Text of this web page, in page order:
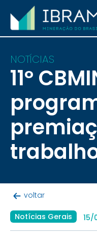
NOTÍCIAS
11º
voltar
Notícias Gerais 15/